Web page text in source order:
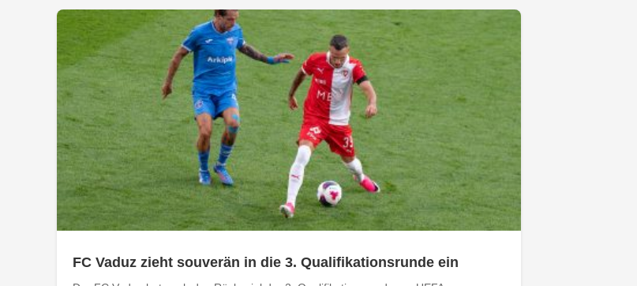
FC Vaduz zieht souverän in die 3. Qualifikationsrunde ein